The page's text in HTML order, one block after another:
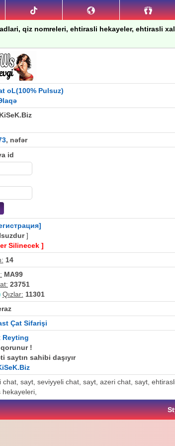
qiz nomreleri, ehtirasli hekayeler, ehtirasli
oL(100% Pulsuz)
, nəfər
id
]
Silinecek ]
14
MA99
23751
Qızlar: 11301
Çat Sifarişi
Reyting
!
saytın sahibi daşıyır
sayt, seviyyeli chat, sayt, azeri chat, sayt,
hekayeleri,